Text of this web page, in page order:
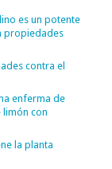
es un potente
propiedades
contra el
enferma de
limón con
la planta